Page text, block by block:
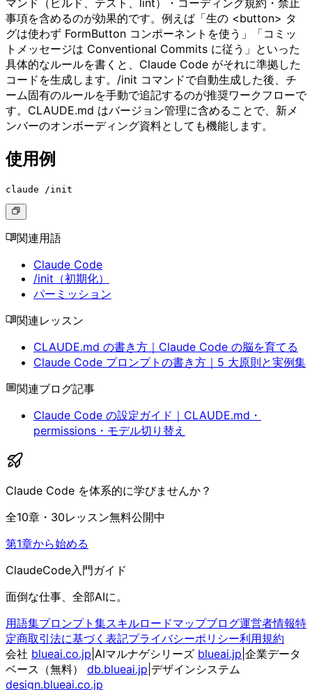
事項を含めるのが効果的です。例えば「生の <button> タ
グは使わず FormButton コンポーネントを使う」「コミッ
トメッセージは Conventional Commits に従う」といった
具体的なルールを書くと、Claude Code がそれに準拠した
コードを生成します。/init コマンドで自動生成した後、チ
ーム固有のルールを手動で追記するのが推奨ワークフローで
す。CLAUDE.md はバージョン管理に含めることで、新メ
ンバーのオンボーディング資料としても機能します。
使用例
claude /init
関連用語
Claude Code
/init（初期化）
パーミッション
関連レッスン
CLAUDE.md の書き方｜Claude Code の脳を育てる
Claude Code プロンプトの書き方｜5 大原則と実例集
関連ブログ記事
Claude Code の設定ガイド｜CLAUDE.md・
permissions・モデル切り替え
Claude Code を体系的に学びませんか？
全10章・30レッスン無料公開中
第1章から始める
ClaudeCode入門ガイド
面倒な仕事、全部AIに。
用語集プロンプト集スキルロードマップブログ運営者情報特
定商取引法に基づく表記プライバシーポリシー利用規約
会社 blueai.co.jp AIマルナゲシリーズ blueai.jp 企業データ
ベース（無料）
db.blueai.jp デザインシステム
design.blueai.co.jp